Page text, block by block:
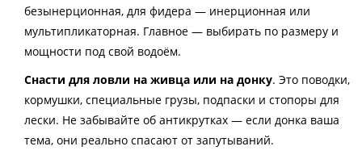
безынерционная, для фидера — инерционная или
мультипликаторная. Главное — выбирать по размеру и
мощности под свой водоём.
Снасти для ловли на живца или на донку. Это поводки,
кормушки, специальные грузы, подпаски и стопоры для
лески. Не забывайте об антикрутках — если донка ваша
тема, они реально спасают от запутываний.